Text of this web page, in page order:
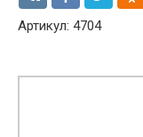
Артикул: 4704